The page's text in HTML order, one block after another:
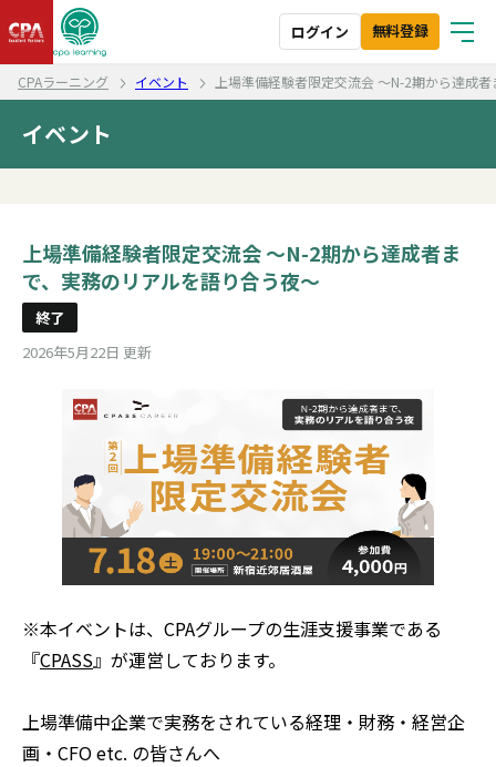
ログイン 無料登録
CPAラーニング イベント 上場準備経験者限定交流会 ～N-2期から達成
イベント
上場準備経験者限定交流会 ～N-2期から達成者ま
で、実務のリアルを語り合う夜～
終了
2026年5月22日 更新
※本イベントは、CPAグループの生涯支援事業である
『CPASS』が運営しております。
上場準備中企業で実務をされている経理・財務・経営企
画・CFO etc. の皆さんへ